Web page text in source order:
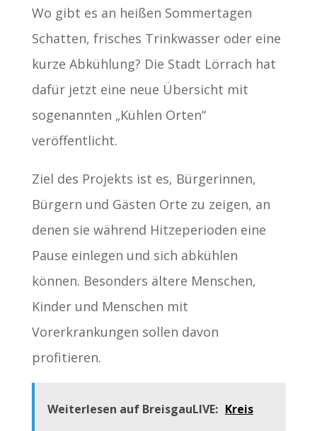
Wo gibt es an heißen Sommertagen
Schatten, frisches Trinkwasser oder eine
kurze Abkühlung? Die Stadt Lörrach hat
dafür jetzt eine neue Übersicht mit
sogenannten „Kühlen Orten“
veröffentlicht.
Ziel des Projekts ist es, Bürgerinnen,
Bürgern und Gästen Orte zu zeigen, an
denen sie während Hitzeperioden eine
Pause einlegen und sich abkühlen
können. Besonders ältere Menschen,
Kinder und Menschen mit
Vorerkrankungen sollen davon
profitieren.
Weiterlesen auf BreisgauLIVE: Kreis